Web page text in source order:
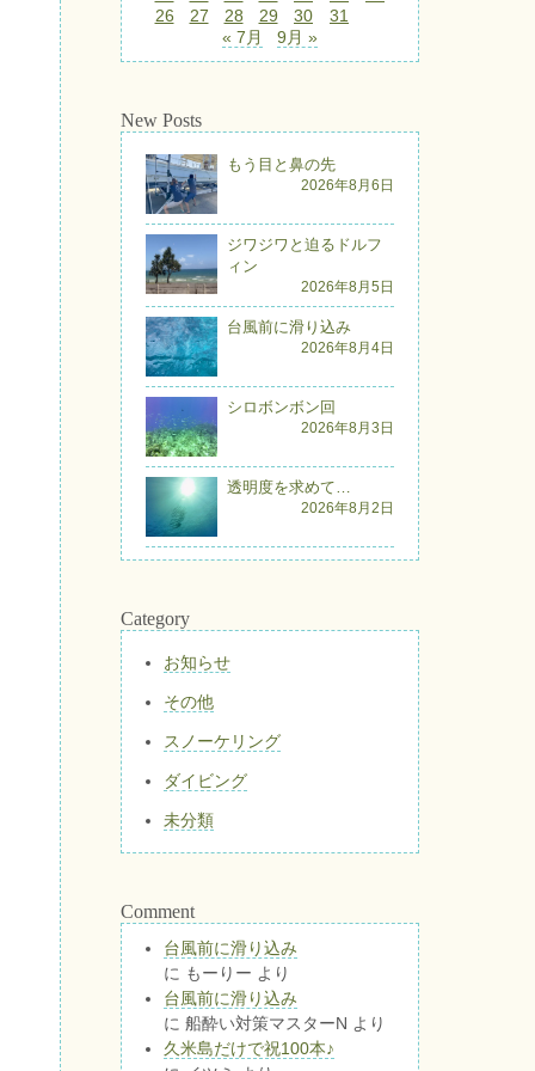
26
27 28 29 30
31
« 7月
9月 »
New Posts
もう目と鼻の先
2026年8月6日
ジワジワと迫るドルフ
ィン
2026年8月5日
台風前に滑り込み
2026年8月4日
シロボンボン回
2026年8月3日
透明度を求めて…
2026年8月2日
Category
お知らせ
その他
スノーケリング
ダイビング
未分類
Comment
台風前に滑り込み
に もーりー より
台風前に滑り込み
に 船酔い対策マスターN より
久米島だけで祝100本♪